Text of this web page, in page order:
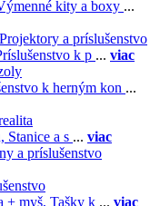
kity a boxy ...
Projektory a príslušenstvo
k p ... viac
k herným kon ...
Stanice a s ... viac
a príslušenstvo
+ myš, Tašky k ... viac